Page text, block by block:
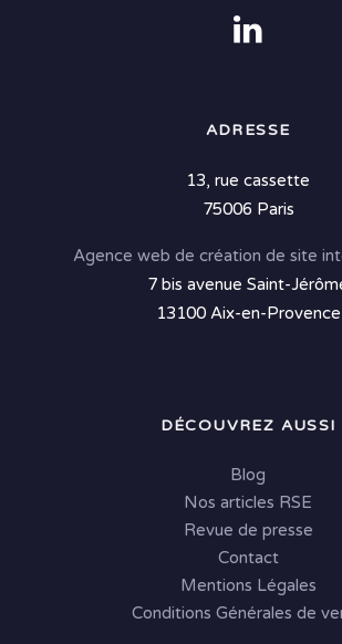
ADRESSE
13, rue cassette
75006 Paris
Agence web de création de site
7 bis avenue Saint-
13100 Aix-en-Provence
DÉCOUVREZ AUSSI
Blog
Nos articles RSE
Revue de presse
Contact
Mentions Légales
Conditions Générales de